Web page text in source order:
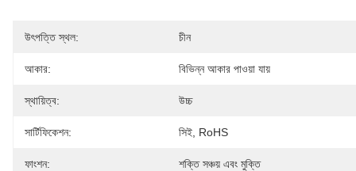
উৎপত্তি স্থল: চীন
আকার: বিভিন্ন আকার পাওয়া যায়
স্থায়িত্ব: উচ্চ
সার্টিফিকেশন: সিই, RoHS
ফাংশন: শক্তি সঞ্চয় এবং মুক্তি